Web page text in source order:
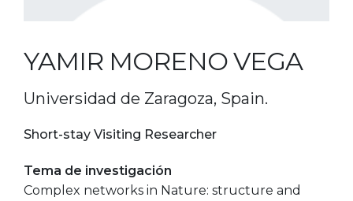
YAMIR MORENO VEGA
Universidad de Zaragoza, Spain.
Short-stay Visiting Researcher
Tema de investigación
Complex networks in Nature: structure and